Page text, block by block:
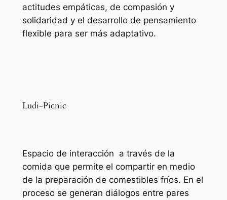
actitudes empáticas, de compasión y
solidaridad y el desarrollo de pensamiento
flexible para ser más adaptativo.
Ludi-Picnic
Espacio de interacción a través de la
comida que permite el compartir en medio
de la preparación de comestibles fríos. En el
proceso se generan diálogos entre pares